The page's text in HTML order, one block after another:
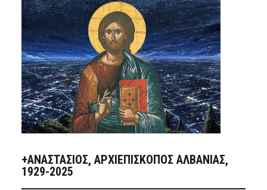
+ΑΝΑΣΤΆΣΙΟΣ, ΑΡΧΙΕΠΊΣΚΟΠΟΣ ΑΛΒΑΝΊΑΣ,
1929-2025